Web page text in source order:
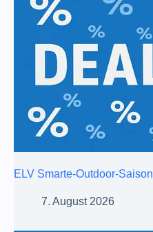
ELV Smarte-Outdoor-Saison
7. August 2026